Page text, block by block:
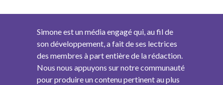
Simone est un média engagé qui, au fil de
son développement, a fait de ses lectrices
des membres à part entière de la rédaction.
Nous nous appuyons sur notre communauté
pour produire un contenu pertinent au plus